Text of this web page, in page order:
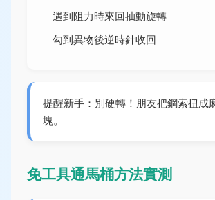
遇到阻力時來回抽動旋轉
勾到異物後逆時針收回
提醒新手：別硬轉！朋友把鋼索扭成
塊。
免工具通馬桶方法實測